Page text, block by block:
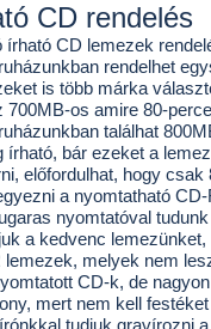
CD rendelés
írható CD lemezek
rendelhet
is több márka
700MB-os amire 80-
találhat
írható, bár ezeket a
előfordulhat, hogy
a nyomtatható
nyomtatóval
a kedvenc
lemezek, melyek nem
CD-k, de
mert nem kell
tudjuk gravírozni